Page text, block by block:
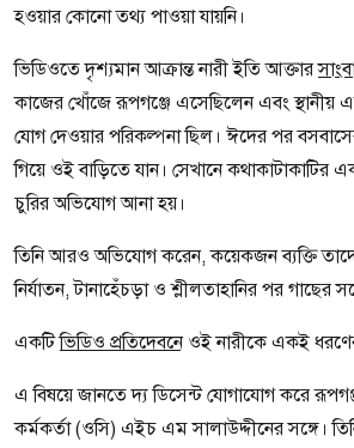
হওয়ার কোনো তথ্য পাওয়া যায়নি।
ভিডিওতে দৃশ্যমান আক্রান্ত নারী ইতি আক্তার
কাজের খোঁজে রূপগঞ্জে এসেছিলেন এবং স্থানীয়
যোগ দেওয়ার পরিকল্পনা ছিল। ঈদের পর
গিয়ে ওই বাড়িতে যান। সেখানে কথাকাটাকাটির
চুরির অভিযোগ আনা হয়।
তিনি আরও অভিযোগ করেন, কয়েকজন ব্যক্তি
নির্যাতন, টানাহেঁচড়া ও শ্লীলতাহানির পর গাছের
একটিভিডিও প্রতিদেবনেওই নারীকে একই
এ বিষয়ে জানতে দ্য ডিসেন্ট যোগাযোগ করে রূপগঞ্জ
কর্মকর্তা (ওসি) এইচ এম সালাউদ্দীনের সঙ্গে।